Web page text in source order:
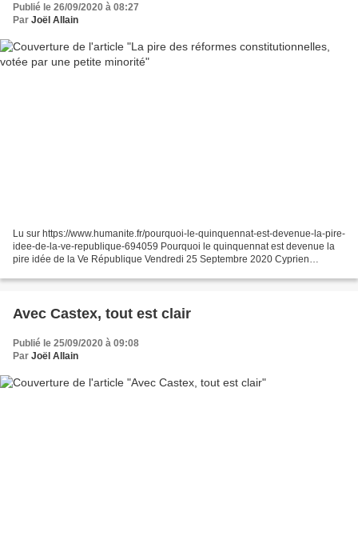
Publié le 26/09/2020 à 08:27
Par Joël Allain
Lu sur https://www.humanite.fr/pourquoi-le-quinquennat-est-devenue-la-pire-
idee-de-la-ve-republique-694059 Pourquoi le quinquennat est devenue la
pire idée de la Ve République Vendredi 25 Septembre 2020 Cyprien
Avec Castex, tout est clair
Publié le 25/09/2020 à 09:08
Par Joël Allain